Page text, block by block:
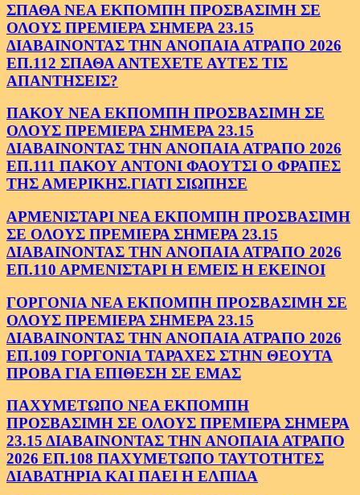
ΣΠΑΘΑ ΝΕΑ ΕΚΠΟΜΠΗ ΠΡΟΣΒΑΣΙΜΗ ΣΕ
ΟΛΟΥΣ ΠΡΕΜΙΕΡΑ ΣΗΜΕΡΑ 23.15
ΔΙΑΒΑΙΝΟΝΤΑΣ ΤΗΝ ΑΝΟΠΑΙΑ ΑΤΡΑΠΟ 2026
ΕΠ.112 ΣΠΑΘΑ ΑΝΤΕΧΕΤΕ ΑΥΤΕΣ ΤΙΣ
ΑΠΑΝΤΗΣΕΙΣ?
ΠΑΚΟΥ ΝΕΑ ΕΚΠΟΜΠΗ ΠΡΟΣΒΑΣΙΜΗ ΣΕ
ΟΛΟΥΣ ΠΡΕΜΙΕΡΑ ΣΗΜΕΡΑ 23.15
ΔΙΑΒΑΙΝΟΝΤΑΣ ΤΗΝ ΑΝΟΠΑΙΑ ΑΤΡΑΠΟ 2026
ΕΠ.111 ΠΑΚΟΥ ΑΝΤΟΝΙ ΦΑΟΥΤΣΙ Ο ΦΡΑΠΕΣ
ΤΗΣ ΑΜΕΡΙΚΗΣ.ΓΙΑΤΙ ΣΙΩΠΗΣΕ
ΑΡΜΕΝΙΣΤΑΡΙ ΝΕΑ ΕΚΠΟΜΠΗ ΠΡΟΣΒΑΣΙΜΗ
ΣΕ ΟΛΟΥΣ ΠΡΕΜΙΕΡΑ ΣΗΜΕΡΑ 23.15
ΔΙΑΒΑΙΝΟΝΤΑΣ ΤΗΝ ΑΝΟΠΑΙΑ ΑΤΡΑΠΟ 2026
ΕΠ.110 ΑΡΜΕΝΙΣΤΑΡΙ Η ΕΜΕΙΣ Η ΕΚΕΙΝΟΙ
ΓΟΡΓΟΝΙΑ ΝΕΑ ΕΚΠΟΜΠΗ ΠΡΟΣΒΑΣΙΜΗ ΣΕ
ΟΛΟΥΣ ΠΡΕΜΙΕΡΑ ΣΗΜΕΡΑ 23.15
ΔΙΑΒΑΙΝΟΝΤΑΣ ΤΗΝ ΑΝΟΠΑΙΑ ΑΤΡΑΠΟ 2026
ΕΠ.109 ΓΟΡΓΟΝΙΑ ΤΑΡΑΧΕΣ ΣΤΗΝ ΘΕΟΥΤΑ
ΠΡΟΒΑ ΓΙΑ ΕΠΙΘΕΣΗ ΣΕ ΕΜΑΣ
ΠΑΧΥΜΕΤΩΠΟ ΝΕΑ ΕΚΠΟΜΠΗ
ΠΡΟΣΒΑΣΙΜΗ ΣΕ ΟΛΟΥΣ ΠΡΕΜΙΕΡΑ ΣΗΜΕΡΑ
23.15 ΔΙΑΒΑΙΝΟΝΤΑΣ ΤΗΝ ΑΝΟΠΑΙΑ ΑΤΡΑΠΟ
2026 ΕΠ.108 ΠΑΧΥΜΕΤΩΠΟ ΤΑΥΤΟΤΗΤΕΣ
ΔΙΑΒΑΤΗΡΙΑ ΚΑΙ ΠΑΕΙ Η ΕΛΠΙΔΑ